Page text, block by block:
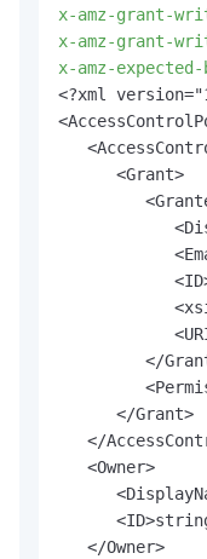
x-amz-grant-
x-amz-grant-
x-amz-
<?xml
      <Grant>
</
      </Grant>
</
   <Owner>
   </Owner>